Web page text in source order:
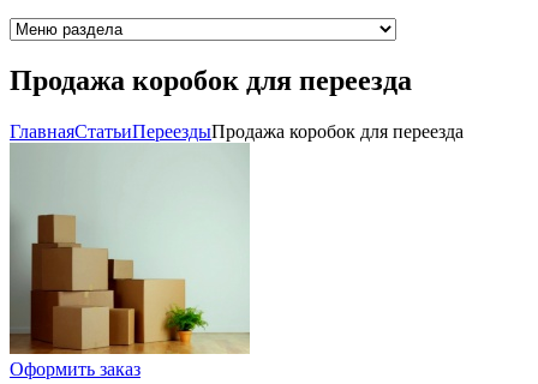
Продажа коробок для переезда
ГлавнаяCтатьиПереездыПродажа коробок для переезда
Оформить заказ